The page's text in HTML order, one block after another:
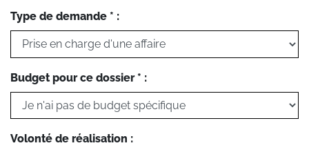
Type de demande * :
Budget pour ce dossier * :
Volonté de réalisation :